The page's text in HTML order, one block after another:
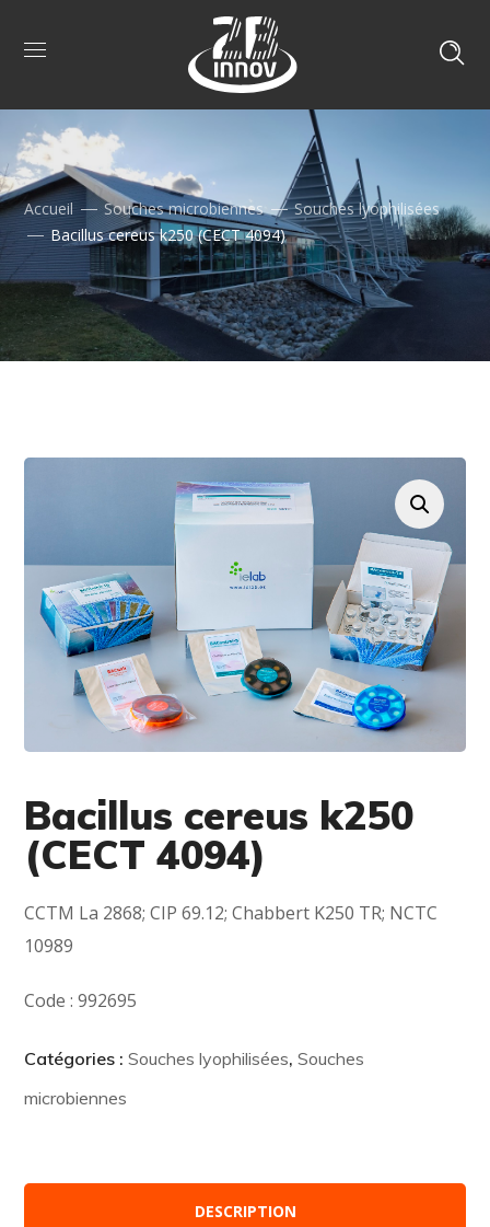
Accueil Souches microbiennes
Souches lyophilisées
Bacillus cereus k250 (CECT 4094)
Bacillus cereus k250
(CECT 4094)
CCTM La 2868; CIP 69.12; Chabbert K250 TR; NCTC
10989
Code : 992695
Catégories :Souches lyophilisées,Souches
microbiennes
DESCRIPTION